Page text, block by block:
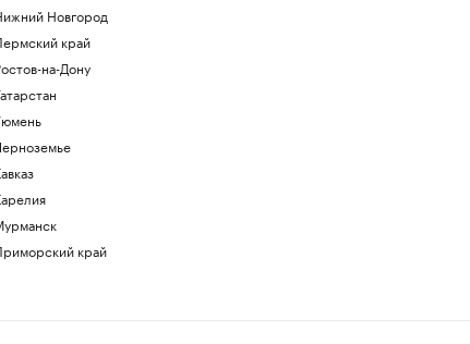
Новгород
край
на-Дону
край